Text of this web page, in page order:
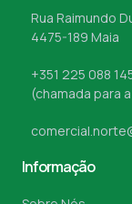
Rua Raimundo
4475-189 Maia
+351 225 088
(chamada para
Informação